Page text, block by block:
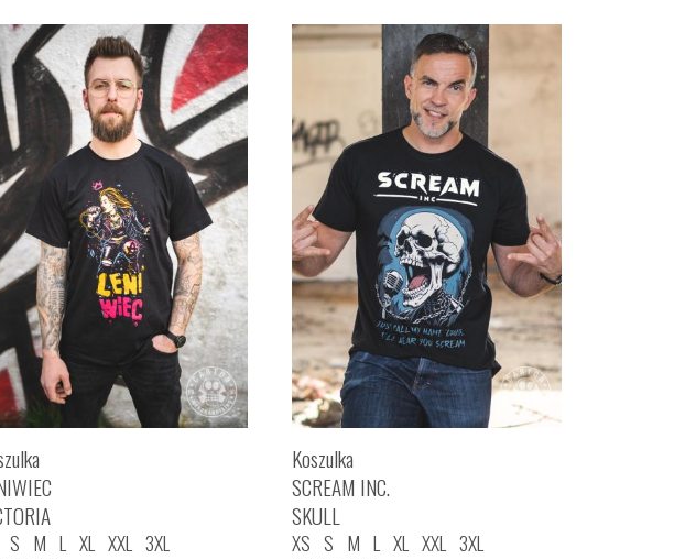
S M L XL XXL 3XL
Koszulka
SCREAM INC.
SKULL
XS S M L XL XXL 3XL